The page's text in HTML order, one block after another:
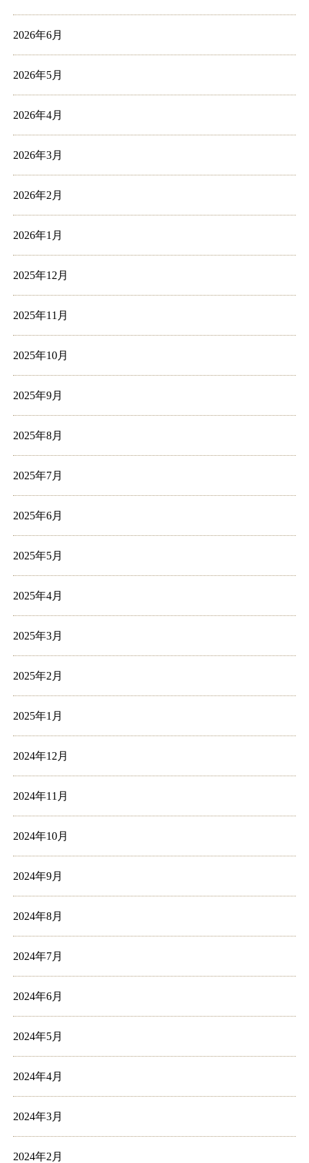
2026年6月
2026年5月
2026年4月
2026年3月
2026年2月
2026年1月
2025年12月
2025年11月
2025年10月
2025年9月
2025年8月
2025年7月
2025年6月
2025年5月
2025年4月
2025年3月
2025年2月
2025年1月
2024年12月
2024年11月
2024年10月
2024年9月
2024年8月
2024年7月
2024年6月
2024年5月
2024年4月
2024年3月
2024年2月